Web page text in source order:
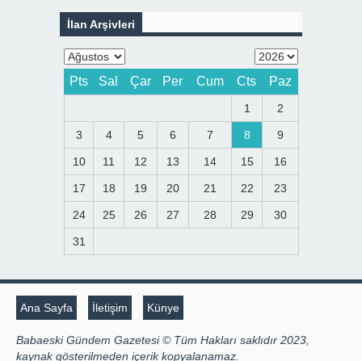
İlan Arşivleri
Pts Sal Çar Per Cum Cts Paz
1 2
3 4 5 6 7 8 9
10 11 12 13 14 15 16
17 18 19 20 21 22 23
24 25 26 27 28 29 30
31
Ana Sayfa İletişim Künye
Babaeski Gündem Gazetesi © Tüm Hakları saklıdır 2023,
kaynak gösterilmeden içerik kopyalanamaz.